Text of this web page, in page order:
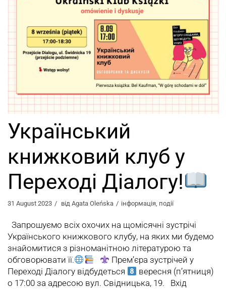
Український
книжковий клуб у
Переході Діалогу!
31 August 2023 від Agata Oleńska інформація, події
Запрошуємо всіх охочих на щомісячні зустрічі
Українського книжкового клубу, на яких ми будемо
знайомитися з різноманітною літературою та
обговорювати її.
Прем’єра зустрічей у
Переході Діалогу відбудеться
вересня (п’ятниця)
о 17:00 за адресою вул. Свідницька, 19. Вхід